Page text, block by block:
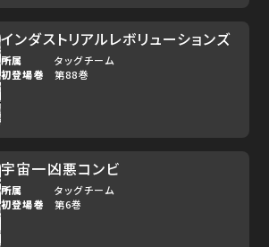
インダストリアルレボリューションズ
所属
タッグチーム
初登場巻
第88巻
宇宙一凶悪コンビ
所属
タッグチーム
初登場巻
第6巻